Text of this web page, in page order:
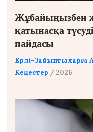
Жұбайыңызбен
қатынасқа
пайдасы
Ерлі-Зайыптыларға
Кеңестер / 2026